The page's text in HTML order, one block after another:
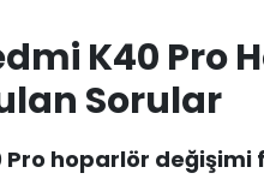
K40 Pro
Sorular
hoparlör değişimi